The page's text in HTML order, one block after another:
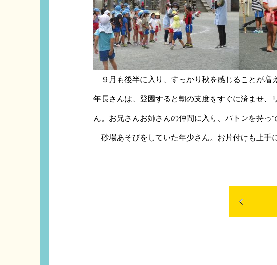
９月も後半に入り、すっかり秋を感じることが増
年長さんは、登園すると朝の支度をすぐに済ませ、
ん。お兄さんお姉さんの仲間に入り、バトンを持っ
砂場あそびをしていた年少さん。お片付けも上手